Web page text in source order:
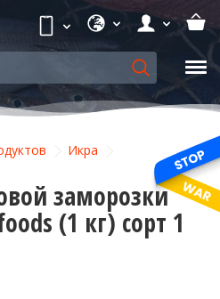
Икра
заморозки
(1 кг) сорт 1